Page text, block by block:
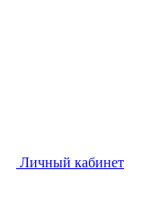
Личный кабинет